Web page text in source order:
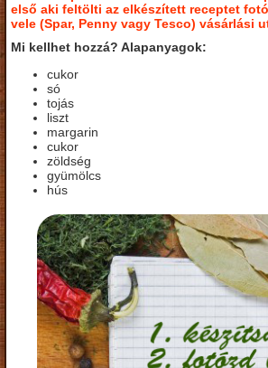
első aki feltölti az elkészített receptet
vele (Spar, Penny vagy Tesco) vásárlási
Mi kellhet hozzá? Alapanyagok:
cukor
só
tojás
liszt
margarin
cukor
zöldség
gyümölcs
hús